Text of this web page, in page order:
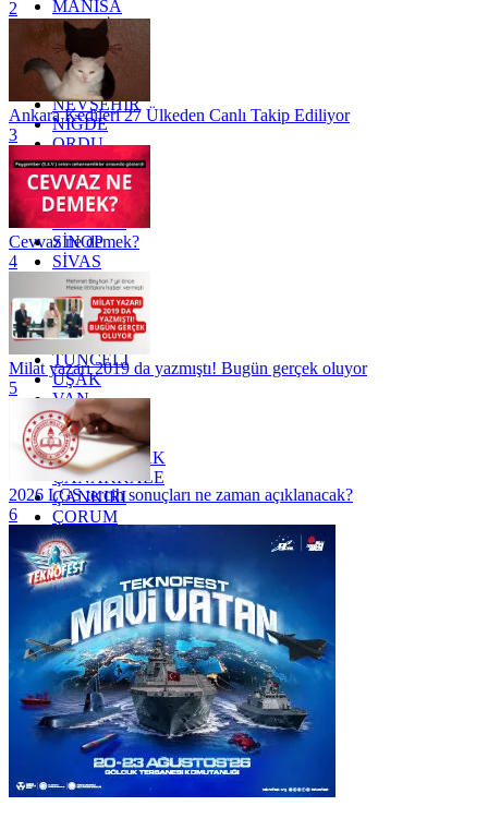
MANİSA
MARDİN
MERSİN
MUĞLA
MUŞ
NEVŞEHİR
NİĞDE
ORDU
OSMANİYE
RİZE
SAKARYA
SAMSUN
SİNOP
SİVAS
SİİRT
TEKİRDAĞ
TOKAT
TRABZON
TUNCELİ
UŞAK
VAN
YALOVA
YOZGAT
ZONGULDAK
ÇANAKKALE
ÇANKIRI
ÇORUM
İSTANBUL
İZMİR
ŞANLIURFA
ŞIRNAK
2
Ankara Kedileri 27 Ülkeden Canlı Takip Ediliyor
3
Cevvaz ne demek?
4
Milat yazarı 2019 da yazmıştı! Bugün gerçek oluyor
5
2026 LGS tercih sonuçları ne zaman açıklanacak?
6